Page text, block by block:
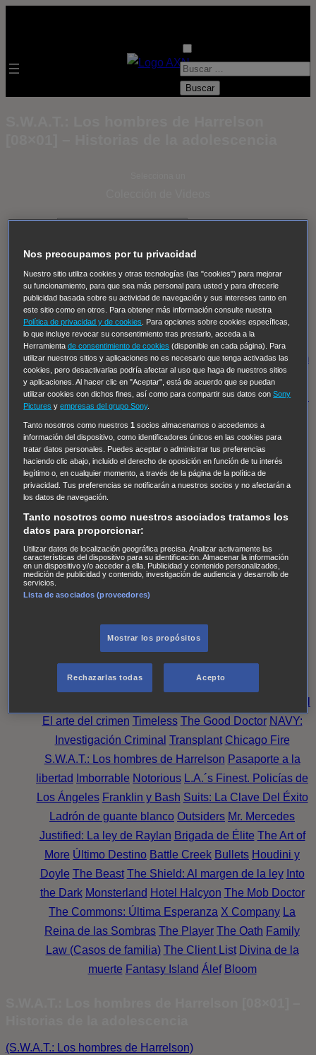
B
- ver todos - Padres
Despedida Salvaje
Despedida Salvaje
Thomas, el ojo del FBI Pan Am Dawson crece
Insomnia El Guardián The Blacklist Cinco en familia
Hudson & Rex Diez libras y un sueño Mr Loverman
Regreso al futuro III NUEVE CUERPOS Los últimos
caballeros Tormenta infinita Sing Street Cobra Kai
Tom
y Lola
High Country
Los casos de Susan Ryeland:
Moonflower Murders Twisted Metal Mentes Criminales:
Hailey Dean Without Sin: Libre de Culpa Morbius
NCIS: Nueva Orleans Pandora En fuera de juego
The Shield: Al margen de la ley Duplicated Preacher
The Killing Kind Intersecciones DOC Bite Club
Circuito cerrado
Alert: Unidad
de personas desaparecidas
Ladrón de guante blanco Hannibal Daños y Perjuicios
AXN Masters of Sex Three PinesAccused Carter
Nevers
Magpie Murders Blindspot Coyote
Reckoning: Ajuste de Cuentas
Noche Wild Bill Mentes Criminales Candice Renoir
Absentia Harrow Bulletproof Annika Lincoln Rhyme:
El arte del crimen Timeless The Good Doctor NAVY:
Investigación Criminal Transplant Chicago Fire
S.W.A.T.: Los hombres de Harrelson Pasaporte a la
libertad
Imborrable Notorious L.A.´s Finest. Policías de
Los Ángeles Franklin y Bash Suits: La Clave Del Éxito
Ladrón de guante blanco Outsiders Mr. Mercedes
Justified: La ley de Raylan Brigada de Élite The Art of
More Último Destino Battle Creek Bullets Houdini y
Doyle The Beast The Shield: Al margen de la ley Into
the Dark Monsterland Hotel Halcyon The Mob Doctor
The Commons: Última Esperanza X Company La
Reina de las Sombras The Player The Oath Family
Law (Casos de familia) The Client List Divina de la
muerte Fantasy Island Álef Bloom
(S.W.A.T.: Los hombres de Harrelson)
Nos preocupamos por tu privacidad
Nuestro sitio utiliza cookies y otras tecnologías (las "cookies") para mejorar
su funcionamiento, para que sea más personal para usted y para ofrecerle
publicidad basada sobre su actividad de navegación y sus intereses tanto en
este sitio como en otros. Para obtener más información consulte nuestra
Política de privacidad y de cookies
. Para opciones sobre cookies específicas,
lo que incluye revocar su consentimiento tras prestarlo, acceda a la
Herramientade consentimiento de cookies (disponible en cada página). Para
utilizar nuestros sitios y aplicaciones no es necesario que tenga activadas las
cookies, pero desactivarlas podría afectar al uso que haga de nuestros sitios
y aplicaciones. Al hacer clic en "Aceptar", está de acuerdo que se puedan
utilizar cookies con dichos fines, así como para compartir sus datos conSony
Pictures yempresas del grupo Sony.
Tanto nosotros como nuestros1 socios almacenamos o accedemos a
información del dispositivo, como identificadores únicos en las cookies para
tratar datos personales. Puedes aceptar o administrar tus preferencias
haciendo clic abajo, incluido el derecho de oposición en función de tu interés
legítimo o, en cualquier momento, a través de la página de la política de
privacidad. Tus preferencias se notificarán a nuestros socios y no afectarán a
los datos de navegación.
Tanto nosotros como nuestros asociados tratamos los
datos para proporcionar:
Utilizar datos de localización geográfica precisa. Analizar activamente las
características del dispositivo para su identificación. Almacenar la información
en un dispositivo y/o acceder a ella. Publicidad y contenido personalizados,
medición de publicidad y contenido, investigación de audiencia y desarrollo de
servicios.
Lista de asociados (proveedores)
Mostrar los propósitos
Rechazarlas todas Acepto